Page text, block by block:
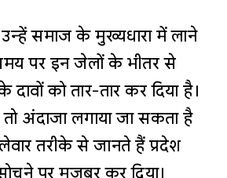
समाज के मुख्यधारा में लाने
पर इन जेलों के भीतर से
को तार-तार कर दिया है।
अंदाजा लगाया जा सकता है
तरीके से जानते हैं प्रदेश
पर मजबूर कर दिया।